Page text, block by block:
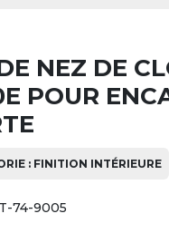
NEZ DE
POUR
: FINITION INTÉRIEURE
74-9005